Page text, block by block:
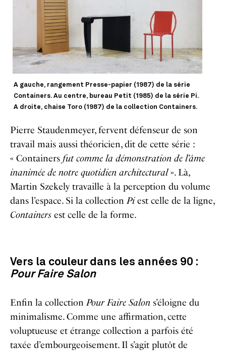
A gauche, rangement Presse-papier (1987) de la série
Containers. Au centre, bureau Petit (1985) de la série Pi.
A droite, chaise Toro (1987) de la collection Containers.
Pierre Staudenmeyer, fervent défenseur de son
travail mais aussi théoricien, dit de cette série :
« Containers fut comme la démonstration de l’âme
inanimée de notre quotidien architectural». Là,
Martin Szekely travaille à la perception du volume
dans l’espace. Si la collectionPiest celle de la ligne,
Containers est celle de la forme.
Vers la couleur dans les années 90 :
Pour Faire Salon
Enfin la collectionPour Faire Salon s’éloigne du
minimalisme. Comme une affirmation, cette
voluptueuse et étrange collection a parfois été
taxée d’embourgeoisement. Il s’agit plutôt de